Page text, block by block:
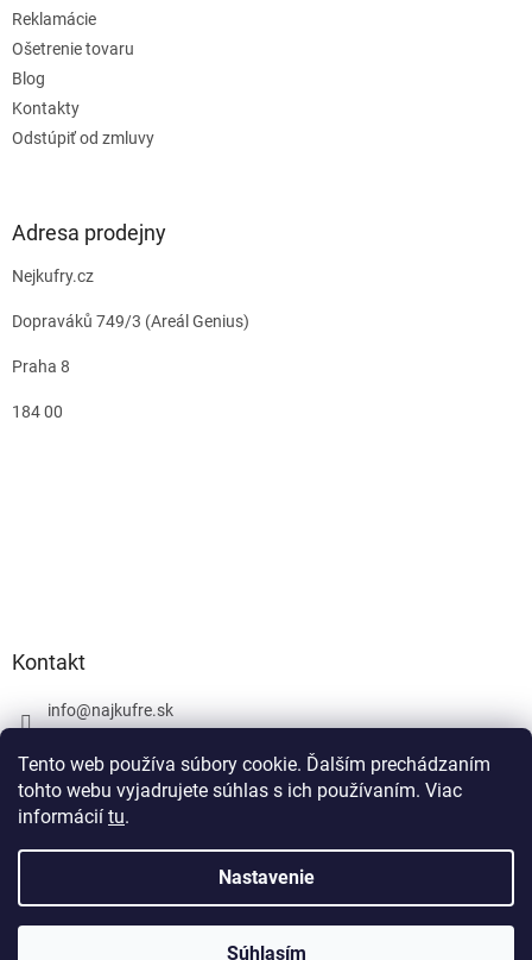
Tento web používa súbory cookie. Ďalším prechádzaním
tohto webu vyjadrujete súhlas s ich používaním. Viac
informácií tu.
Nastavenie
Súhlasím
Reklamácie
Ošetrenie tovaru
Blog
Kontakty
Odstúpiť od zmluvy
Adresa prodejny
Nejkufry.cz
Dopraváků 749/3 (Areál Genius)
Praha 8
184 00
Kontakt
info@najkufre.sk
Facebook
Vytvoril Shoptet
najkufre.sk. Všetky práva vyhradené.